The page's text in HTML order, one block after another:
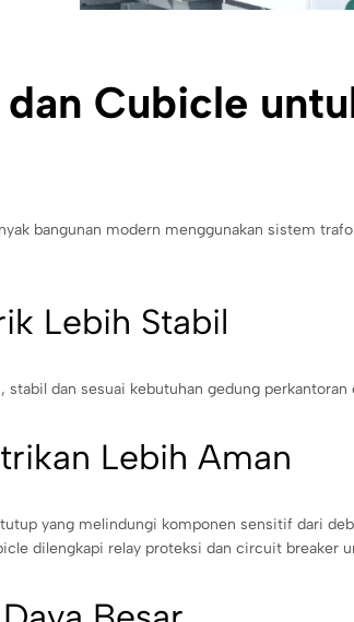
Cubicle
bangunan modern menggunakan sistem
Lebih Stabil
dan sesuai kebutuhan gedung
Lebih Aman
yang melindungi komponen sensitif dari
dilengkapi relay proteksi dan circuit breaker